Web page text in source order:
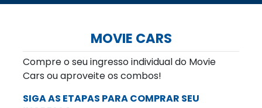
MOVIE CARS
Compre o seu ingresso individual do Movie
Cars ou aproveite os combos!
SIGA AS ETAPAS PARA COMPRAR SEU